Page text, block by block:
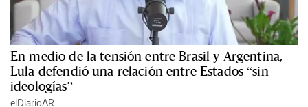
En medio de la tensión entre Brasil y Argentina,
Lula defendió una relación entre Estados “sin
ideologías”
elDiarioAR